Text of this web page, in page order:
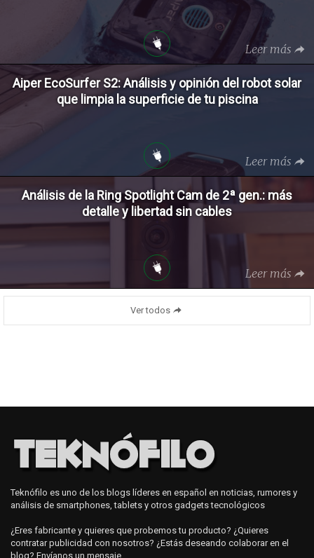
Leer más
Aiper EcoSurfer S2: Análisis y opinión del robot solar
que limpia la superficie de tu piscina
Leer más
Análisis de la Ring Spotlight Cam de 2ª gen.: más
detalle y libertad sin cables
Leer más
Ver todos
Teknófilo es uno de los blogs líderes en español en noticias, rumores y
análisis de smartphones, tablets y otros gadgets tecnológicos
¿Eres fabricante y quieres que probemos tu producto? ¿Quieres
contratar publicidad con nosotros? ¿Estás deseando colaborar en el
blog? Envíanos un mensaje